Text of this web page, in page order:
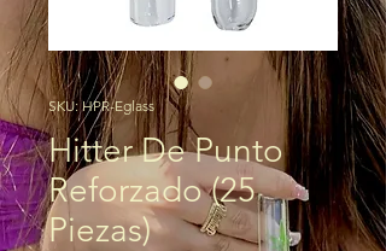
SKU: HPR-Eglass
Hitter De Punto
Reforzado (25
Piezas)